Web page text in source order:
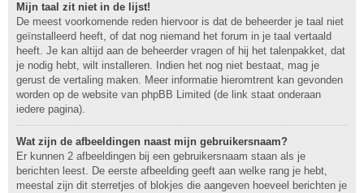
Mijn taal zit niet in de lijst!
De meest voorkomende reden hiervoor is dat de beheerder je taal niet
geïnstalleerd heeft, of dat nog niemand het forum in je taal vertaald
heeft. Je kan altijd aan de beheerder vragen of hij het talenpakket, dat
je nodig hebt, wilt installeren. Indien het nog niet bestaat, mag je
gerust de vertaling maken. Meer informatie hieromtrent kan gevonden
worden op de website van phpBB Limited (de link staat onderaan
iedere pagina).
Wat zijn de afbeeldingen naast mijn gebruikersnaam?
Er kunnen 2 afbeeldingen bij een gebruikersnaam staan als je
berichten leest. De eerste afbeelding geeft aan welke rang je hebt,
meestal zijn dit sterretjes of blokjes die aangeven hoeveel berichten je